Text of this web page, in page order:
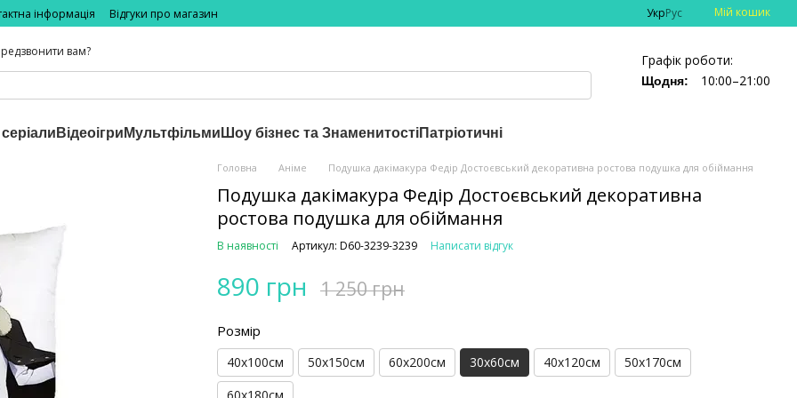
інформація Відгуки про магазин УкрРус Мій кошик
вам?
Графік роботи:
Щодня: 10:00–21:00
Відеоігри Мультфільми Шоу бізнес та ЗнаменитостіПатріотичні
Головна Аніме Подушка дакімакура Федір Достоєвський декоративна ростова подушка для обіймання
Подушка дакімакура Федір Достоєвський декоративна
ростова подушка для обіймання
В наявності Артикул: D60-3239-3239 Написати відгук
890 грн 1 250 грн
Розмір
40х100см 50х150см 60х200см 30х60см 40х120см
50х170см